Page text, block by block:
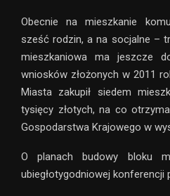
Obecnie na mieszkanie
sześć rodzin, a na socjalne –
mieszkaniowa ma jeszcze
wniosków złożonych w 2011
Miasta zakupił siedem
tysięcy złotych, na co
Gospodarstwa Krajowego w
O planach budowy bloku
ubiegłotygodniowej konferencji